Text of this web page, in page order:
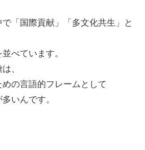
「国際貢献」「多文化共生」と
べています。
、
の言語的フレームとして
いんです。